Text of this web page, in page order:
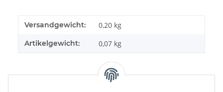
Versandgewicht: 0,20 kg
Artikelgewicht: 0,07 kg